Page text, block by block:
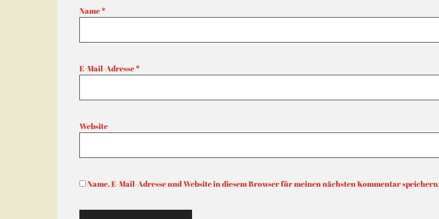
Name*
E-Mail-Adresse*
Website
Name, E-Mail-Adresse und Website in diesem Browser für meinen nächsten Kommentar